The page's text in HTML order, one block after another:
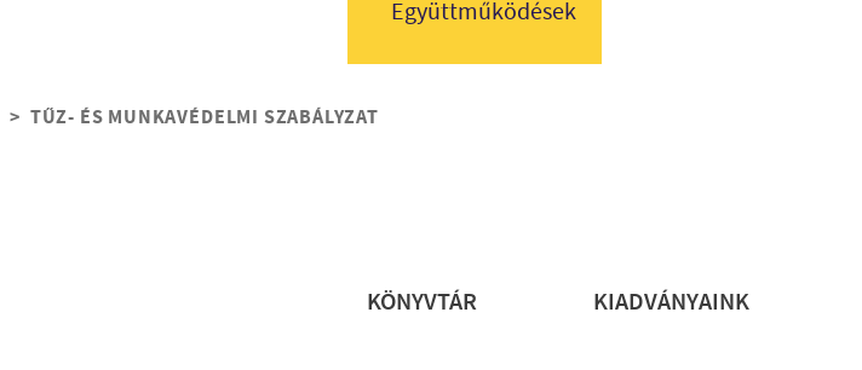
Együttműködések
TŰZ- ÉS MUNKAVÉDELMI SZABÁLYZAT
KÖNYVTÁR KIADVÁNYAINK